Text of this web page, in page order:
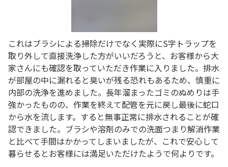
これはブラシによる掃除だけでなく実際にS字トラップを
取り外して直接洗浄した方がいいだろうと、お客様から大
家さんにも確認を取っていただき作業に入りました。排水
が部屋の中に漏れると臭いが残る恐れもあるため、慎重に
内部の洗浄を進めました。長年溜まったゴミのぬめりは手
強かったものの、作業を終えて配管を元に戻し最後に蛇口
から水を流します。すると無事正常に排水されることが確
認できました。ブラシや溶剤のみでの洗面つまり解消作業
と比べて手間はかかってしまいましたが、これで安心して
暮らせるとお客様には満足いただけたようで何よりです。